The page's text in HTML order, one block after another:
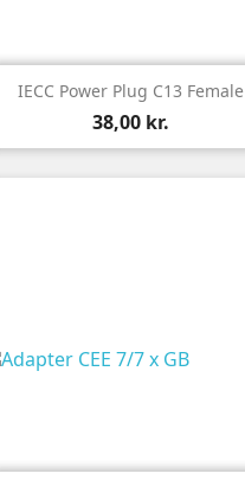
 Vis
IECC Power Plug C13 Female
38,00 kr.